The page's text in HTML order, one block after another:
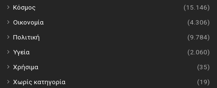
Κόσμος
(15.146)
Οικονομία
(4.306)
Πολιτική
(9.784)
Υγεία
(2.060)
Χρήσιμα
(35)
Χωρίς κατηγορία
(19)